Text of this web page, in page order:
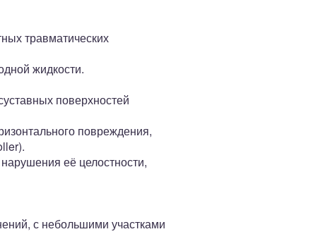
травматических
жидкости.
поверхностей
повреждения,
её целостности,
с небольшими участками